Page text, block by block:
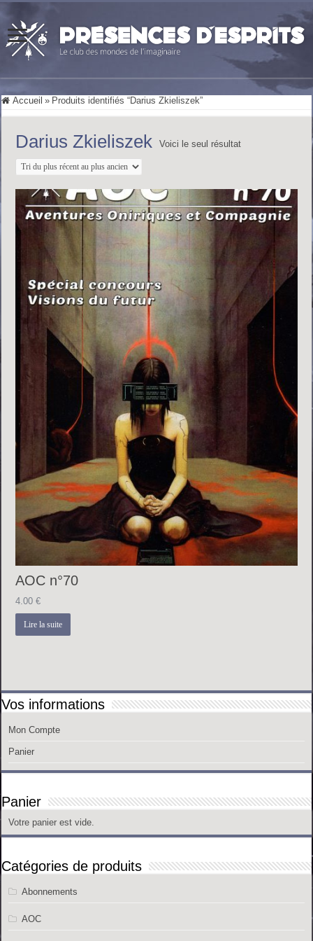
Accueil » Produits identifiés “Darius Zkieliszek”
Darius Zkieliszek Voici le seul résultat
AOC n°70
4.00€
Lire la suite
Vos informations
Mon Compte
Panier
Panier
Votre panier est vide.
Catégories de produits
Abonnements
AOC